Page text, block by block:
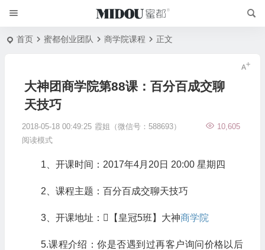
首页 蜜都创业团队 商学院课程 正文
大神团商学院第88课：百分百成交聊
天技巧
2018-05-18 00:49:25 霞姐（微信号：588693）
10,605
阅读模式
1、开课时间：2017年4月20日 20:00 星期四
2、课程主题：百分百成交聊天技巧
3、开课地址：【皇冠5班】大神商学院
5.课程介绍：你是否遇到过再客户询问价格以后